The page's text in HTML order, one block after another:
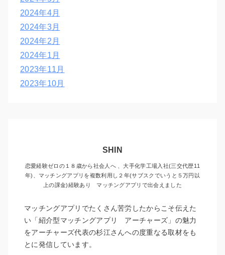
2024年4月
2024年3月
2024年2月
2024年1月
2023年11月
2023年10月
SHIN
恋愛経験ゼロの１８歳から社会人へ 、大手化学工場入社(三交代歴11
年)、マッチングアプリを複数利用し２年(サブスクでいうと５万円以
上の課金)経験あり マッチングアプリで出会えました
マッチングアプリでたくさん苦労したからこそ伝えた
い「紹介型マッチングアプリ アーチャーズ」の魅力
をアーチャーズ代表の杉江さんへの度重なる取材をも
とに発信しています。